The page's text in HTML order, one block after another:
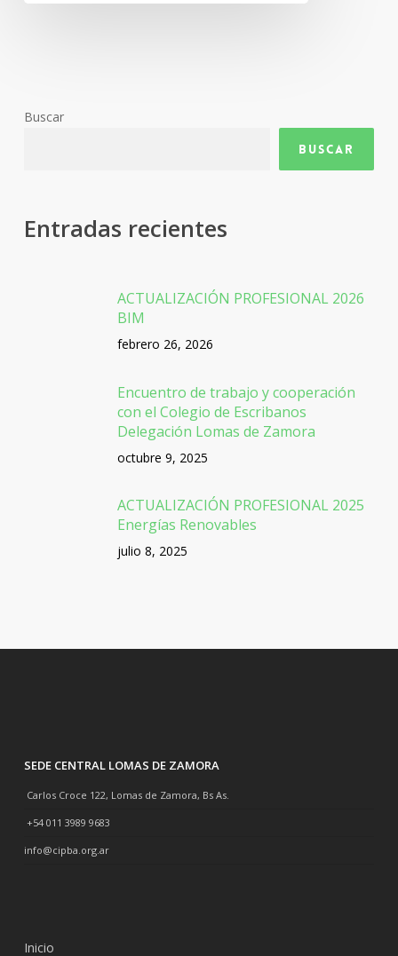
Buscar
Buscar
Entradas recientes
ACTUALIZACIÓN PROFESIONAL 2026
BIM
febrero 26, 2026
Encuentro de trabajo y cooperación
con el Colegio de Escribanos
Delegación Lomas de Zamora
octubre 9, 2025
ACTUALIZACIÓN PROFESIONAL 2025
Energías Renovables
julio 8, 2025
SEDE CENTRAL LOMAS DE ZAMORA
Carlos Croce 122, Lomas de Zamora, Bs As.
+54 011 3989 9683
info@cipba.org.ar
Inicio